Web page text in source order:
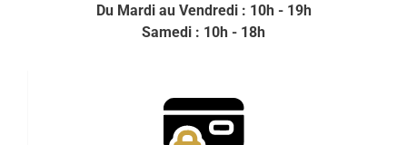
Du Mardi au Vendredi : 10h - 19h
Samedi : 10h - 18h